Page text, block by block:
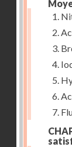
1.
2.
3.
4.
5.
6.
7.